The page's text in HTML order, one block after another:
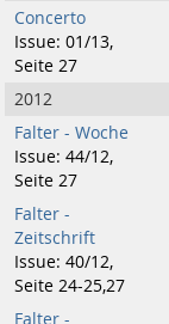
Concerto
Issue: 01/13,
Seite 27
2012
Falter - Woche
Issue: 44/12,
Seite 27
Falter -
Zeitschrift
Issue: 40/12,
Seite 24-25,27
Falter -